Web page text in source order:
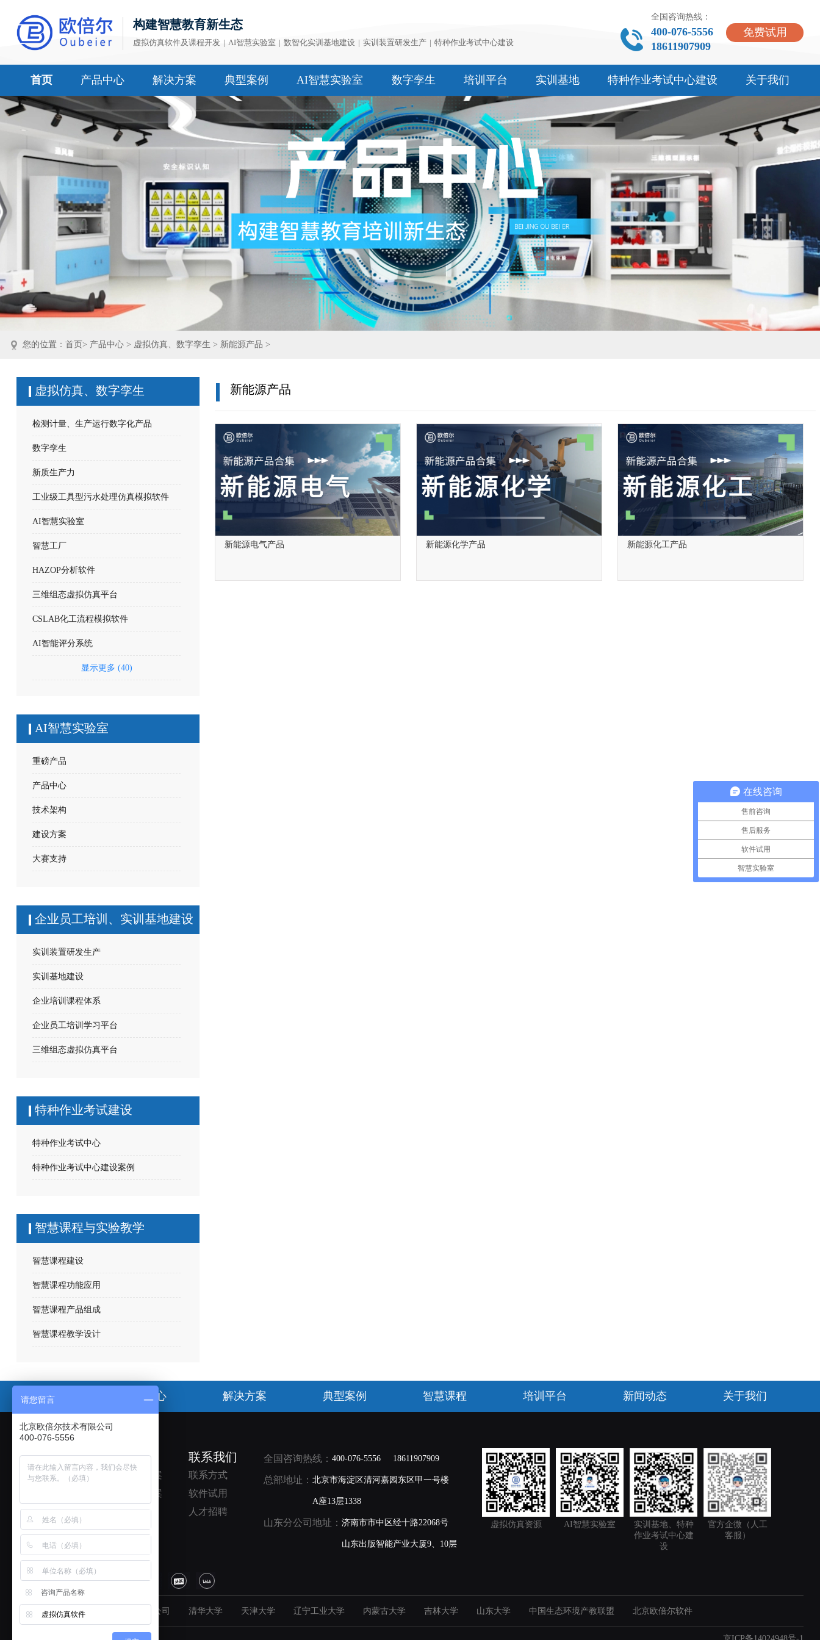
构建智慧教育新生态
虚拟仿真软件及课程开发 | AI智慧实验室 | 数智化实训基地建设 | 实训装置研发生产 | 特种作业考试中心建设
全国咨询热线：
400-076-5556
18611907909
免费试用
首页 产品中心 解决方案 典型案例 AI智慧实验室 数字孪生 培训平台 实训基地 特种作业考试中心建设 关于我们
您的位置： 首页 > 产品中心 > 虚拟仿真、数字孪生 > 新能源产品 >
虚拟仿真、数字孪生
检测计量、生产运行数字化产品
数字孪生
新质生产力
工业级工具型污水处理仿真模拟软件
AI智慧实验室
智慧工厂
HAZOP分析软件
三维组态虚拟仿真平台
CSLAB化工流程模拟软件
AI智能评分系统
显示更多 (40)
AI智慧实验室
重磅产品
产品中心
技术架构
建设方案
大赛支持
企业员工培训、实训基地建设
实训装置研发生产
实训基地建设
企业培训课程体系
企业员工培训学习平台
三维组态虚拟仿真平台
特种作业考试建设
特种作业考试中心
特种作业考试中心建设案例
智慧课程与实验教学
智慧课程建设
智慧课程功能应用
智慧课程产品组成
智慧课程教学设计
新能源产品
新能源电气产品 新能源化学产品 新能源化工产品
首页 产品中心 解决方案 典型案例 智慧课程 培训平台 新闻动态 关于我们
了解欧倍尔
公司简介
产品中心
典型案例
解决方案
院校解决方案
企业解决方案
联系我们
联系方式
软件试用
人才招聘
全国咨询热线： 400-076-5556 18611907909
总部地址： 北京市海淀区清河嘉园东区甲一号楼
A座13层1338
山东分公司地址： 济南市市中区经十路22068号
山东出版智能产业大厦9、10层
虚拟仿真资源 AI智慧实验室
实训基地、特种
作业考试中心建
设
官方企微（人工
客服）
关于我们
友情链接：北京欧倍尔科学仪器有限公司 清华大学 天津大学 辽宁工业大学 内蒙古大学 吉林大学 山东大学 中国生态环境产教联盟 北京欧倍尔软件
在线咨询
售前咨询
售后服务
软件试用
智慧实验室
请您留言
北京欧倍尔技术有限公司
400-076-5556
咨询产品名称
虚拟仿真软件